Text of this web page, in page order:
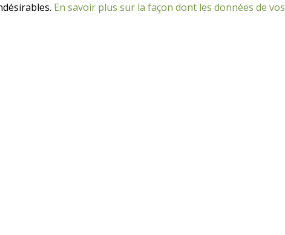
En savoir plus sur la façon dont les données de vos